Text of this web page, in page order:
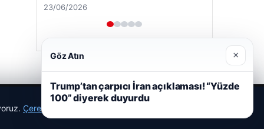
23/06/2026
Çerez Politikamız
Göz Atın ×
Trump’tan çarpıcı İran açıklaması! “Yüzde
100” diyerek duyurdu